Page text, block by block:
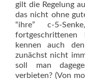
gilt die Regelung
das nicht ohne
“ihre” c-5-
fortgeschrittenen
kennen auch
zunächst nicht
soll man
verbieten? (Von